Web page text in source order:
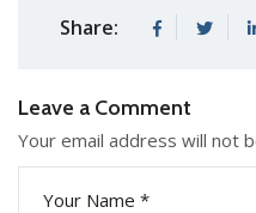
Share:
Leave a Comment
Your email address will not